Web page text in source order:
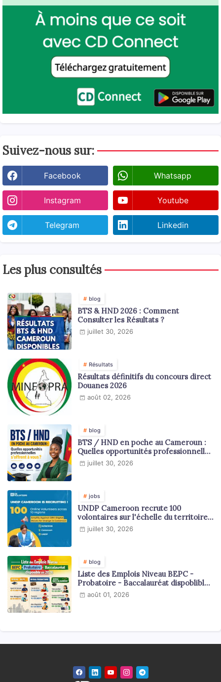
Suivez-nous sur:
Facebook Whatsapp
Instagram Youtube
Telegram Linkedin
Les plus consultés
blog
BTS & HND 2026 : Comment
Consulter les Résultats ?
juillet 30, 2026
Résultats
Résultats définitifs du concours direct
Douanes 2026
août 02, 2026
blog
BTS / HND en poche au Cameroun :
Quelles opportunités professionnelles
s'offrent à vous ?
juillet 30, 2026
jobs
UNDP Cameroon recrute 100
volontaires sur l'échelle du territoire
national
juillet 30, 2026
blog
Liste des Emplois Niveau BEPC -
Probatoire - Baccalauréat dispoblible
en 2026
août 01, 2026